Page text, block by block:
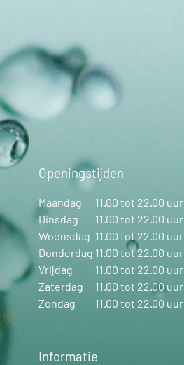
Openingstijden
Maandag
11.00 tot 22.00 uur
Dinsdag
11.00 tot 22.00 uur
Woensdag 11.00 tot 22.00 uur
Donderdag 11.00 tot 22.00 uur
Vrijdag
11.00 tot 22.00 uur
Zaterdag
11.00 tot 22.00 uur
Zondag
11.00 tot 22.00 uur
Informatie